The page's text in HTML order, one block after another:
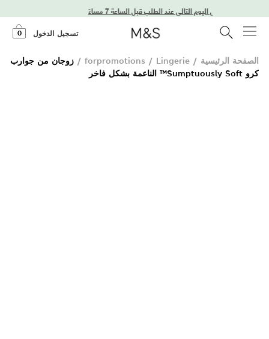
توصيل في اليوم التالي عند الطلب قبل الساعة 7 مساءً
تسجيل الدخول 0
الصفحة الرئيسية /
forpromotions / Lingerie
/ زوجان من جوارب
كرو Sumptuously Soft™ الناعمة بشكل فاخر